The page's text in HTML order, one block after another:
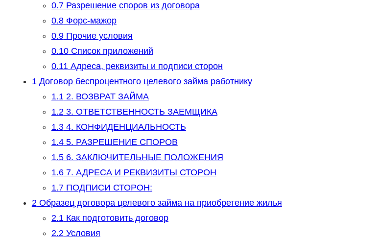
0.7Разрешение споров из договора
0.8Форс-мажор
0.9Прочие условия
0.10Список приложений
0.11Адреса, реквизиты и подписи сторон
1Договор беспроцентного целевого займа работнику
1.12. ВОЗВРАТ ЗАЙМА
1.23. ОТВЕТСТВЕННОСТЬ ЗАЕМЩИКА
1.34. КОНФИДЕНЦИАЛЬНОСТЬ
1.45. РАЗРЕШЕНИЕ СПОРОВ
1.56. ЗАКЛЮЧИТЕЛЬНЫЕ ПОЛОЖЕНИЯ
1.67. АДРЕСА И РЕКВИЗИТЫ СТОРОН
1.7ПОДПИСИ СТОРОН:
2Образец договора целевого займа на приобретение жилья
2.1Как подготовить договор
2.2Условия